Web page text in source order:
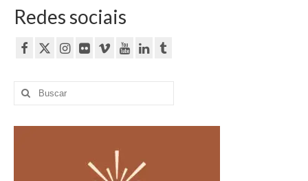
Redes sociais
Buscar
por: